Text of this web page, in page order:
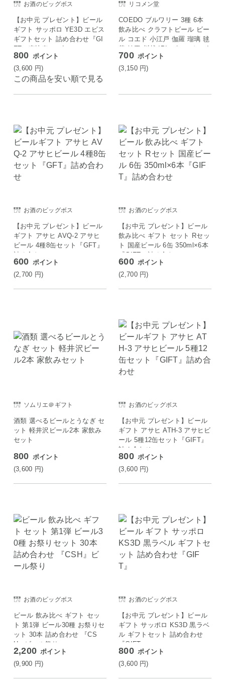
お酒のビッグボス
【お中元 プレゼント】ビール
ギフト サッポロ YE3D エビス
ギフトセット 詰め合わせ『GI
FT』恵比寿 ヱビス
800 ポイント
(3,600 円)
この商品を安い順で見る
リコメン堂
COEDO ブルワリー 3種 6本
飲み比べ クラフトビール ビー
ル コエド 小江戸 伽羅 瑠璃 毬
花 埼玉 川越 IPL ピルスナー I
PA 飲み比べ 330ml 6本
700 ポイント
(3,150 円)
お酒のビッグボス
【お中元 プレゼント】ビール
ギフト アサヒ AVQ-2 アサヒ
ビール 4種8缶セット『GFT』
詰め合わせ
600 ポイント
(2,700 円)
お酒のビッグボス
【お中元 プレゼント】ビール
飲み比べ ギフト セット Rセッ
ト 国産ビール 6缶 350ml×6本
『GIFT』詰め合わせ
600 ポイント
(2,700 円)
ソムリエ＠ギフト
酒類 選べるビールとうなぎ セ
ット 軽井沢ビール2本 家飲み
セット
800 ポイント
(3,600 円)
お酒のビッグボス
【お中元 プレゼント】ビール
ギフト アサヒ ATH-3 アサヒビ
ール 5種12缶セット『GIFT』
詰め合わせ
800 ポイント
(3,600 円)
お酒のビッグボス
ビール 飲み比べ ギフト セッ
ト 第1弾 ビール30種 お祭りセ
ット 30本 詰め合わせ 『CS
H』ビール祭り
2,200 ポイント
(9,900 円)
お酒のビッグボス
【お中元 プレゼント】ビール
ギフト サッポロ KS3D 黒ラベ
ル ギフトセット 詰め合わせ
『GIFT』
800 ポイント
(3,600 円)